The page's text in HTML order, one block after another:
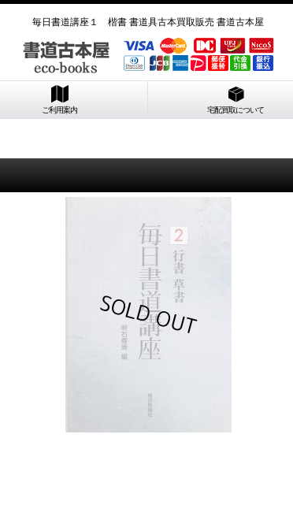
毎日書道講座１ 楷書 書道具古本買取販売 書道古本屋
ご利用案内 宅配買取について